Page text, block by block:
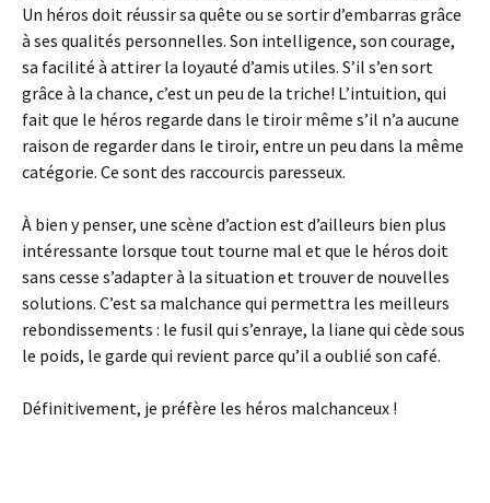
Un héros doit réussir sa quête ou se sortir d’embarras grâce
à ses qualités personnelles. Son intelligence, son courage,
sa facilité à attirer la loyauté d’amis utiles. S’il s’en sort
grâce à la chance, c’est un peu de la triche! L’intuition, qui
fait que le héros regarde dans le tiroir même s’il n’a aucune
raison de regarder dans le tiroir, entre un peu dans la même
catégorie. Ce sont des raccourcis paresseux.
À bien y penser, une scène d’action est d’ailleurs bien plus
intéressante lorsque tout tourne mal et que le héros doit
sans cesse s’adapter à la situation et trouver de nouvelles
solutions. C’est sa malchance qui permettra les meilleurs
rebondissements : le fusil qui s’enraye, la liane qui cède sous
le poids, le garde qui revient parce qu’il a oublié son café.
Définitivement, je préfère les héros malchanceux !